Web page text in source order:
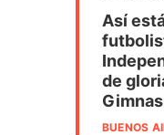
Así
de
BUENOS